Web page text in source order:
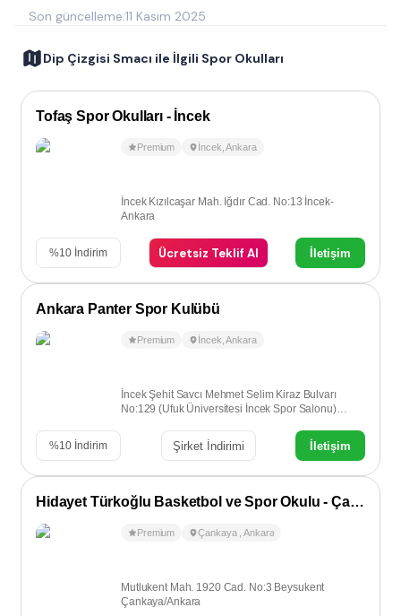
Son güncelleme:11 Kasım 2025
Dip Çizgisi Smacı ile İlgili Spor Okulları
Tofaş Spor Okulları - İncek
Premium İncek ,Ankara
İncek Kızılcaşar Mah. Iğdır Cad. No:13 İncek-
Ankara
%10 İndirim Ücretsiz Teklif Al İletişim
Ankara Panter Spor Kulübü
Premium İncek ,Ankara
İncek Şehit Savcı Mehmet Selim Kiraz Bulvarı
No:129 (Ufuk Üniversitesi İncek Spor Salonu)
%10 İndirim Şirket İndirimi İletişim
Hidayet Türkoğlu Basketbol ve Spor Okulu - Çankaya
Premium Çankaya ,Ankara
Mutlukent Mah. 1920 Cad. No:3 Beysukent
Çankaya/Ankara